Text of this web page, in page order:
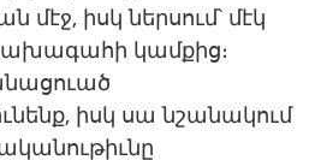
իսկ ներսում՝ մէկ
կամքից։
իսկ սա նշանակում